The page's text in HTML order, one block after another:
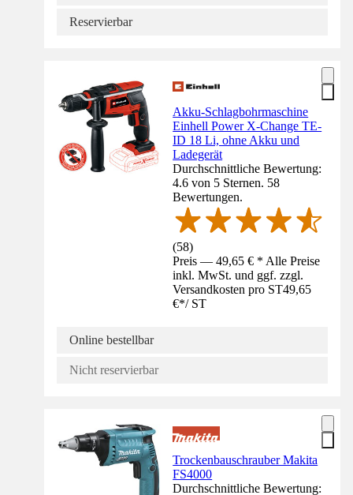
Reservierbar
Akku-Schlagbohrmaschine
Einhell Power X-Change TE-
ID 18 Li, ohne Akku und
Ladegerät
Durchschnittliche Bewertung:
4.6 von 5 Sternen. 58
Bewertungen.
(58)
Preis — 49,65 € * Alle Preise
inkl. MwSt. und ggf. zzgl.
Versandkosten pro ST49,65
€*/ ST
Online bestellbar
Nicht reservierbar
Trockenbauschrauber Makita
FS4000
Durchschnittliche Bewertung: